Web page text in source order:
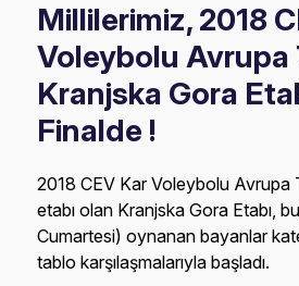
Millilerimiz, 2018
Voleybolu Avrupa
Kranjska Gora
Finalde !
2018 CEV Kar Voleybolu Avrupa
etabı olan Kranjska Gora Etabı,
Cumartesi) oynanan bayanlar
tablo karşılaşmalarıyla başladı.